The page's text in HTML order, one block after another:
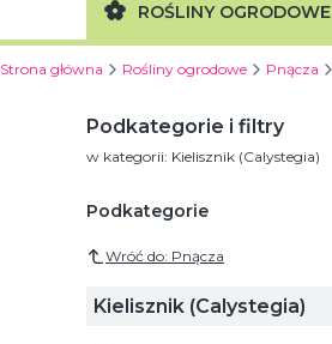
ROŚLINY OGRODOWE
Strona główna Rośliny ogrodowe Pnącza
Podkategorie i filtry
w kategorii: Kielisznik (Calystegia)
Podkategorie
Wróć do: Pnącza
Kielisznik (Calystegia)